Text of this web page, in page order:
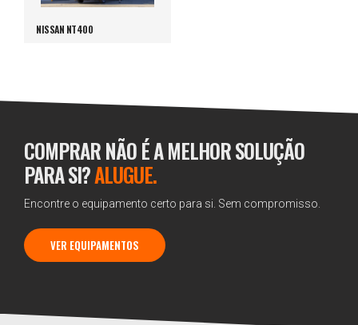
NISSAN NT400
COMPRAR NÃO É A MELHOR SOLUÇÃO
PARA SI?ALUGUE.
Encontre o equipamento certo para si. Sem compromisso.
VER EQUIPAMENTOS